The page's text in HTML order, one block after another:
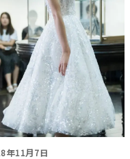
年11月7日